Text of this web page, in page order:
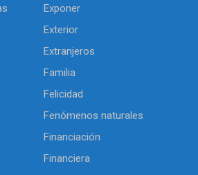
Exponer
Exterior
Extranjeros
Familia
Felicidad
Fenómenos naturales
Financiación
Financiera